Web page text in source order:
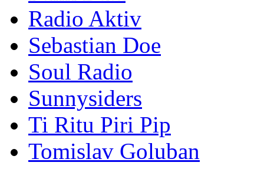
Radio Aktiv
Sebastian Doe
Soul Radio
Sunnysiders
Ti Ritu Piri Pip
Tomislav Goluban